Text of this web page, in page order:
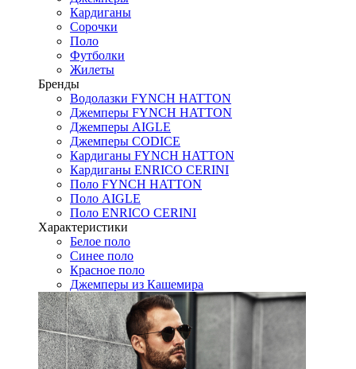
Кардиганы
Сорочки
Поло
Футболки
Жилеты
Бренды
Водолазки FYNCH HATTON
Джемперы FYNCH HATTON
Джемперы AIGLE
Джемперы CODICE
Кардиганы FYNCH HATTON
Кардиганы ENRICO CERINI
Поло FYNCH HATTON
Поло AIGLE
Поло ENRICO CERINI
Характеристики
Белое поло
Синее поло
Красное поло
Джемперы из Кашемира